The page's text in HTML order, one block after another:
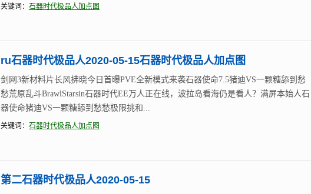
关键词： 石器时代极品人加点图
ru石器时代极品人2020-05-15石器时代极品人加点图
剑网3新材料片长风拂晓今日首曝PVE全新模式来袭石器使命7.5猪迪VS一颗糖舔到愁
愁荒原乱斗BrawlStarsin石器时代EE万人正在线，波拉岛看海仍是看人？满屏本始人石
器使命猪迪VS一颗糖舔到愁愁极限挑和...
关键词： 石器时代极品人加点图
第二石器时代极品人2020-05-15